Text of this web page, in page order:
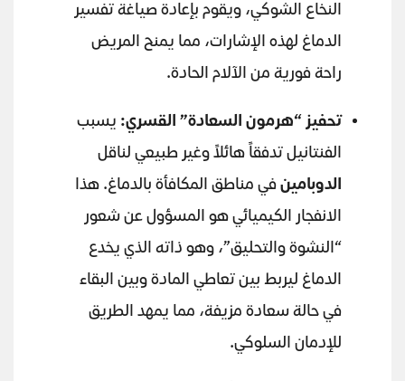
النخاع الشوكي، ويقوم بإعادة صياغة تفسير
الدماغ لهذه الإشارات، مما يمنح المريض
راحة فورية من الآلام الحادة.
تحفيز “هرمون السعادة” القسري: يسبب
الفنتانيل تدفقاً هائلاً وغير طبيعي لناقل
الدوبامينفي مناطق المكافأة بالدماغ. هذا
الانفجار الكيميائي هو المسؤول عن شعور
“النشوة والتحليق”، وهو ذاته الذي يخدع
الدماغ ليربط بين تعاطي المادة وبين البقاء
في حالة سعادة مزيفة، مما يمهد الطريق
للإدمان السلوكي.